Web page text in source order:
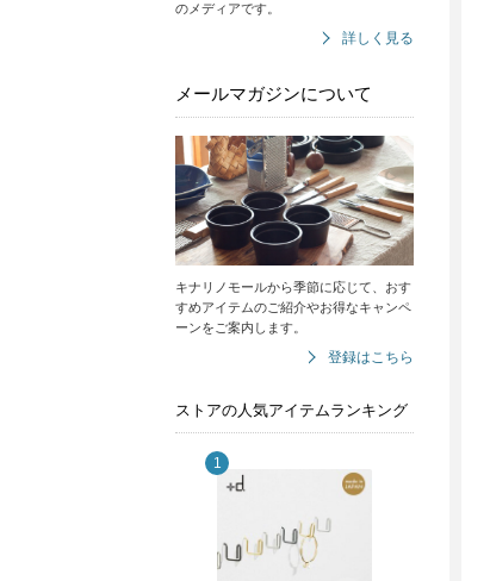
のメディアです。
詳しく見る
メールマガジンについて
キナリノモールから季節に応じて、おす
すめアイテムのご紹介やお得なキャンペ
ーンをご案内します。
登録はこちら
ストアの人気アイテムランキング